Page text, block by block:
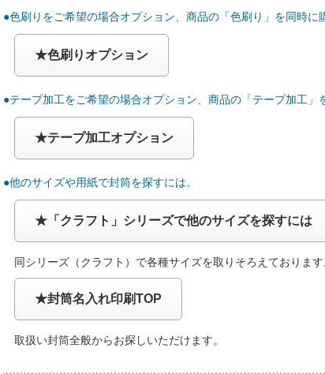
●色刷りをご希望の場合オプション、商品の「色刷り」を同時に
★色刷りオプション
●テープ加工をご希望の場合オプション、商品の「テープ加工」
★テープ加工オプション
●他のサイズや用紙で封筒を探すには。
★「クラフト」シリーズで他のサイズを探すには
同シリーズ（クラフト）で各種サイズを取りそろえております
★封筒名入れ印刷TOP
取扱い封筒全般からお探しいただけます。